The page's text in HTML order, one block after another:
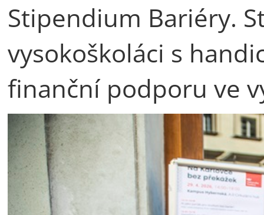
Stipendium Bariéry.
vysokoškoláci s
finanční podporu ve